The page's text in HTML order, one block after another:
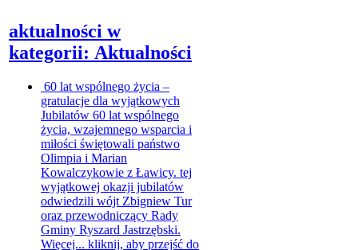
aktualności w
kategorii: Aktualności
60 lat wspólnego życia –
gratulacje dla wyjątkowych
Jubilatów 60 lat wspólnego
życia, wzajemnego wsparcia i
miłości świętowali państwo
Olimpia i Marian
Kowalczykowie z Ławicy. tej
wyjątkowej okazji jubilatów
odwiedzili wójt Zbigniew Tur
oraz przewodniczący Rady
Gminy Ryszard Jastrzębski.
Więcej... kliknij, aby przejść do